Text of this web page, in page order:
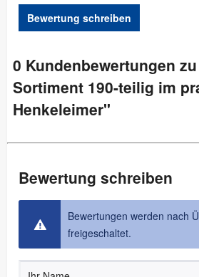
Bewertung schreiben
0 Kundenbewertungen
Sortiment 190-teilig im
Henkeleimer"
Bewertung schreiben
Bewertungen werden nach
freigeschaltet.